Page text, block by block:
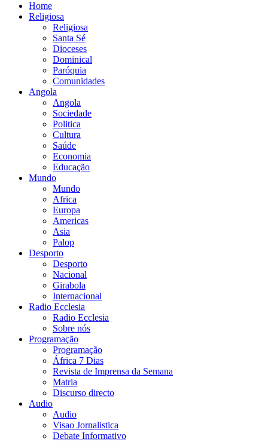
Home
Religiosa
Religiosa
Santa Sé
Dioceses
Dominical
Paróquia
Comunidades
Angola
Angola
Sociedade
Politica
Cultura
Saúde
Economia
Educação
Mundo
Mundo
Africa
Europa
Americas
Asia
Palop
Desporto
Desporto
Nacional
Girabola
Internacional
Radio Ecclesia
Radio Ecclesia
Sobre nós
Programação
Programação
África 7 Dias
Revista de Imprensa da Semana
Matria
Discurso directo
Audio
Audio
Visao Jornalistica
Debate Informativo